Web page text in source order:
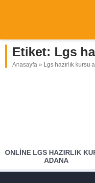
Etiket: Lgs
Anasayfa » Lgs hazırlık kursu
ONLINE LGS HAZIRLIK
ADANA